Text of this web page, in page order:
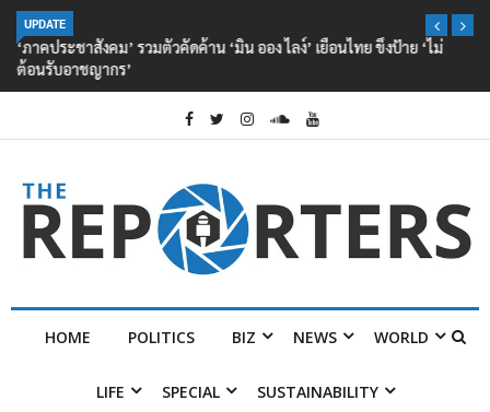
UPDATE
‘ภาคประชาสังคม’ รวมตัวคัดค้าน ‘มิน ออง ไลง์’ เยือนไทย ขึงป้าย ‘ไม่
ต้อนรับอาชญากร’
HOME POLITICS BIZ NEWS WORLD
LIFE SPECIAL SUSTAINABILITY